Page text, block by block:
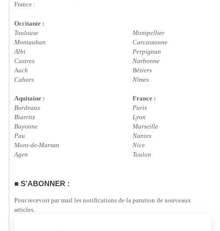
France :
Occitanie :
Toulouse
Montauban
Albi
Castres
Auch
Cahors
Montpellier
Carcassonne
Perpignan
Narbonne
Béziers
Nîmes
Aquitaine :
Bordeaux
Biarritz
Bayonne
Pau
Mont-de-Marsan
Agen
France :
Paris
Lyon
Marseille
Nantes
Nice
Toulon
S’ABONNER :
Pour recevoir par mail les notifications de la parution de nouveaux
articles.